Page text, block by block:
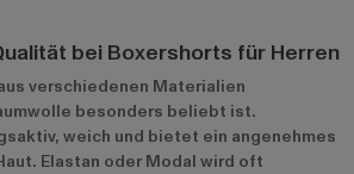
bei Boxershorts für Herren
verschiedenen Materialien
besonders beliebt ist.
weich und bietet ein angenehmes
Elastan oder Modal wird oft